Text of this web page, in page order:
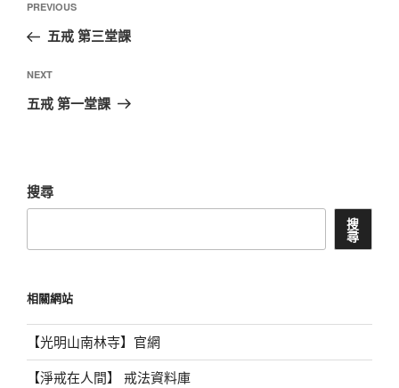
導
覽
Previous
Post
PREVIOUS
五戒 第三堂課
Next
Post
NEXT
五戒 第一堂課
搜尋
搜
尋
相關網站
【光明山南林寺】官網
【淨戒在人間】 戒法資料庫